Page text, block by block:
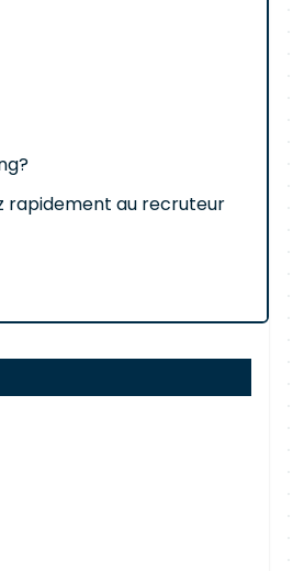
rapidement au recruteur